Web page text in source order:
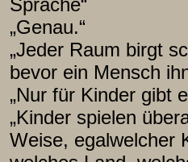
„Genau.“
„Jeder Raum birgt
bevor ein Mensch
„Nur für Kinder gibt
„Kinder spielen
Weise, egalwelcher